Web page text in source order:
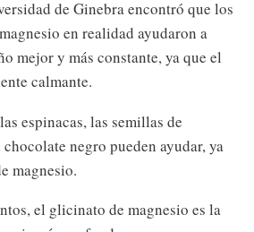
de Ginebra encontró que los
en realidad ayudaron a
mejor y más constante, ya que el
calmante.
espinacas, las semillas de
negro pueden ayudar, ya
magnesio.
el glicinato de magnesio es la